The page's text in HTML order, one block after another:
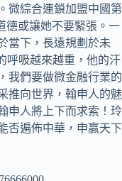
微綜合連鎖加盟中國第
德或讓她不要緊張。一
當下，長遠規劃於未
呼吸越來越重，他的汗
我們要做微金融行業的
推向世界，翰申人的魅
申人將上下而求索！玲
否遍佈中華，申贏天下